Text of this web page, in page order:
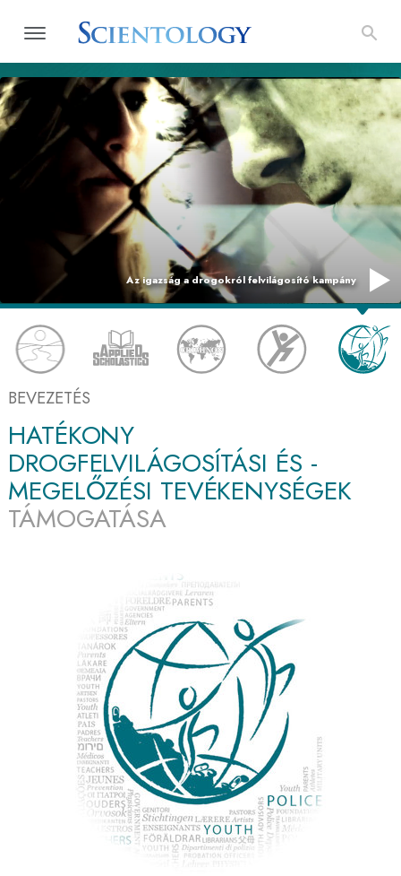
Az igazság a drogokról felvilágosító kampány
BEVEZETÉS
HATÉKONY
DROGFELVILÁGOSÍTÁSI ÉS -
MEGELŐZÉSI TEVÉKENYSÉGEK
TÁMOGATÁSA